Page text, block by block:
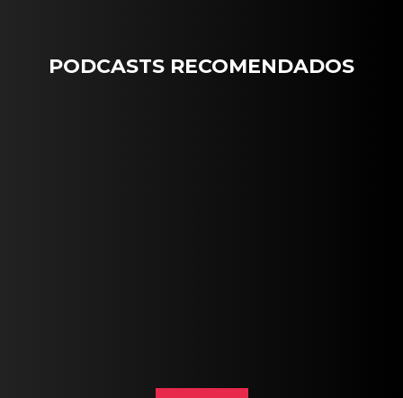
PODCASTS RECOMENDADOS